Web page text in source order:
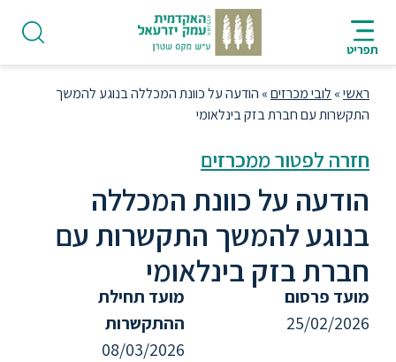
לתוכן
מרכזי
העמוד
תפריט
HE
פודקאסט
אודות
תואר
ראשון
ראשי» לובי מכרזים» הודעה על כוונת המכללה בנוגע להמשך
התקשרות עם חברת בזק בינלאומי
הודעה על כוונת המכללה
בנוגע להמשך התקשרות עם
חברת בזק בינלאומי
חזרה לפטור ממכרזים
מועד פרסום
25/02/2026
מועד תחילת
ההתקשרות
08/03/2026